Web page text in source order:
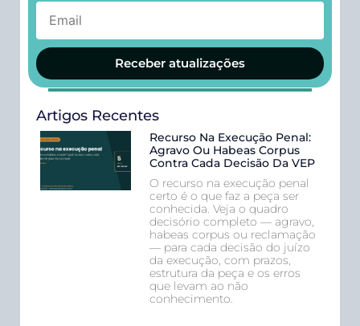
Receber atualizações
Artigos Recentes
Recurso Na Execução Penal:
Agravo Ou Habeas Corpus
Contra Cada Decisão Da VEP
O recurso na execução penal
certo é o que faz a peça ser
conhecida. Veja o quadro
decisório completo — agravo,
habeas corpus ou reclamação
— para cada decisão do juízo
da execução, com prazos,
estrutura da peça e os erros
que levam ao não
conhecimento.